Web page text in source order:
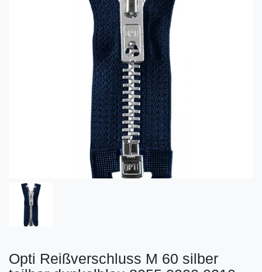
Opti Reißverschluss M 60 silber